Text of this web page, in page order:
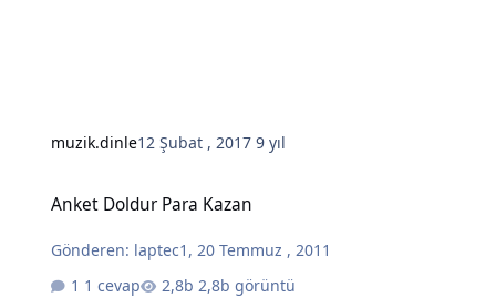
muzik.dinle12 Şubat , 20179 yıl
Anket Doldur Para Kazan
Gönderen: laptec1 ,20 Temmuz , 2011
1 cevap
2,8b görüntü